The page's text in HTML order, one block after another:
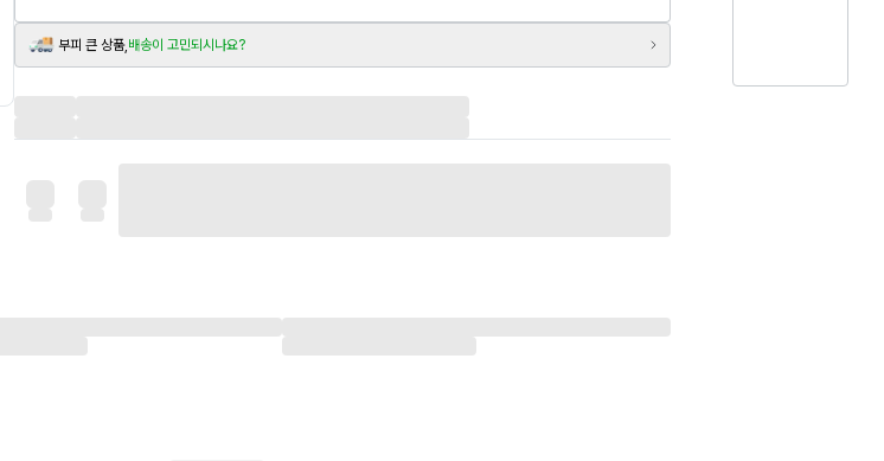
부피 큰 상품, 배송이 고민되시나요?